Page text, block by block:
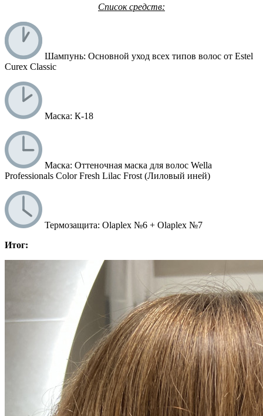
Список средств:
Шампунь: Основной уход всех типов волос от Estel
Curex Classic
Маска: К-18
Маска: Оттеночная маска для волос Wella
Professionals Color Fresh Lilac Frost (Лиловый иней)
Термозащита: Olaplex №6 + Olaplex №7
Итог: